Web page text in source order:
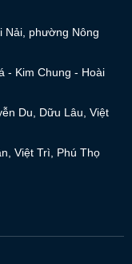
Nải, phường Nông
- Kim Chung - Hoài
Du, Dữu Lâu, Việt
Việt Trì, Phú Thọ